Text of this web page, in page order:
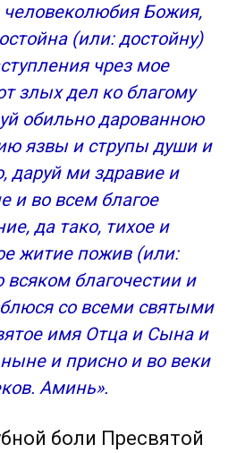
палочкой
боли
человеколюбия Божия,
(или: достойну)
чрез мое
злых дел ко благому
обильно дарованною
язвы и струпы души и
даруй ми здравие и
и во всем благое
да тако, тихое и
житие пожив (или:
благочестии и
со всеми святыми
имя Отца и Сына и
и присно и во веки
Аминь».
боли Пресвятой